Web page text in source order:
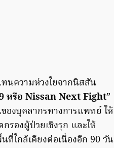
นความห่วงใยจากนิสสัน
หรือ Nissan Next Fight”
องบุคลากรทางการแพทย์ ให้
องผู้ป่วยเชิงรุก และให้
ใกล้เคียงต่อเนื่องอีก 90 วัน